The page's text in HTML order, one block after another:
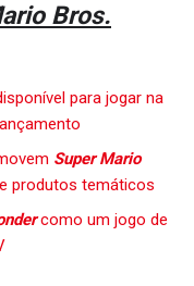
Bros.
para jogar na
Super Mario
produtos temáticos
como um jogo de